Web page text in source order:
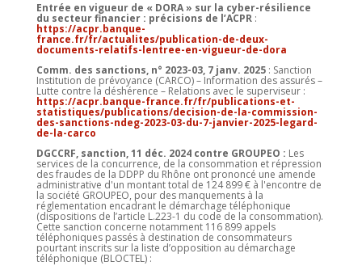
Entrée en vigueur de « DORA » sur la cyber-résilience
du secteur financier : précisions de l’ACPR:
https://acpr.banque-
france.fr/fr/actualites/publication-de-deux-
documents-relatifs-lentree-en-vigueur-de-dora
Comm. des sanctions, n° 2023-03, 7 janv. 2025: Sanction
Institution de prévoyance (CARCO) – Information des assurés –
Lutte contre la déshérence – Relations avec le superviseur :
https://acpr.banque-france.fr/fr/publications-et-
statistiques/publications/decision-de-la-commission-
des-sanctions-ndeg-2023-03-du-7-janvier-2025-legard-
de-la-carco
DGCCRF, sanction, 11 déc. 2024 contre GROUPEO : Les
services de la concurrence, de la consommation et répression
des fraudes de la DDPP du Rhône ont prononcé une amende
administrative d'un montant total de 124 899 € à l'encontre de
la société GROUPEO, pour des manquements à la
réglementation encadrant le démarchage téléphonique
(dispositions de l’article L.223-1 du code de la consommation).
Cette sanction concerne notamment 116 899 appels
téléphoniques passés à destination de consommateurs
pourtant inscrits sur la liste d’opposition au démarchage
téléphonique (BLOCTEL) :